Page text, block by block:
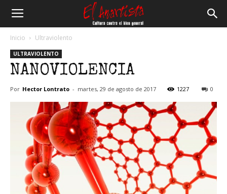
Anartista
Inicio Ultraviolento
ULTRAVIOLENTO
NANOVIOLENCIA
Por Hector Lontrato - martes, 29 de agosto de 2017 1227 0